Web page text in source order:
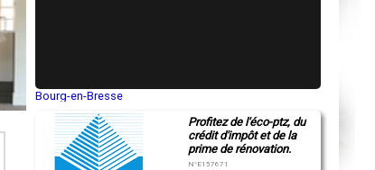
Bourg-en-Bresse
Montluçon
Manosque
Gap
Profitez de l'éco-ptz, du
crédit d'impôt et de la
prime de rénovation.
N°E157671